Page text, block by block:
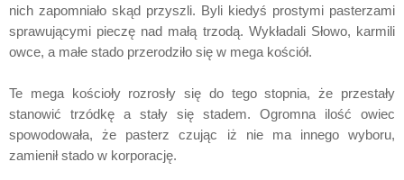
nich zapomniało skąd przyszli. Byli kiedyś prostymi pasterzami
sprawującymi pieczę nad małą trzodą. Wykładali Słowo, karmili
owce, a małe stado przerodziło się w mega kościół.
Te mega kościoły rozrosły się do tego stopnia, że przestały
stanowić trzódkę a stały się stadem. Ogromna ilość owiec
spowodowała, że pasterz czując iż nie ma innego wyboru,
zamienił stado w korporację.